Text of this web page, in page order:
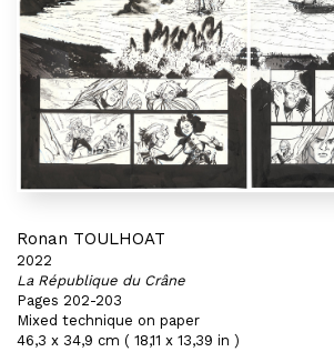
Ronan TOULHOAT
2022
La République du Crâne
Pages 202-203
Mixed technique on paper
46,3 x 34,9 cm ( 18,11 x 13,39 in )